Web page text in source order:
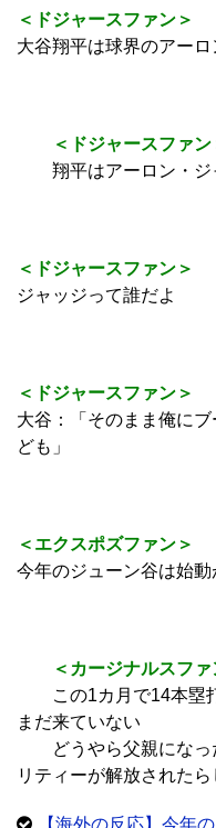
＜ドジャースファン＞
大谷翔平は球界のアー
＜ドジャースファン
翔平はアーロン・ジ
＜ドジャースファン＞
ジャッジって誰だよ
＜ドジャースファン＞
大谷：「そのまま俺に
ども」
＜エクスポズファン＞
今年のジューン谷は始動
＜カージナルスファ
この1カ月で14本塁打
まだ来ていない
どうやら父親になっ
リティーが解放されたら